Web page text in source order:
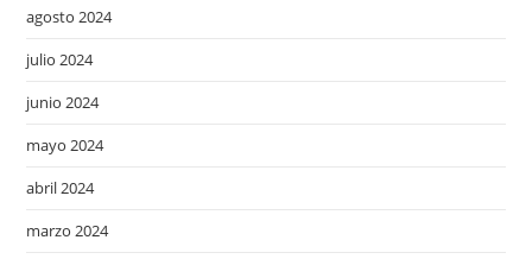
agosto 2024
julio 2024
junio 2024
mayo 2024
abril 2024
marzo 2024